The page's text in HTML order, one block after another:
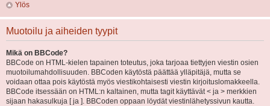
Ylös
Muotoilu ja aiheiden tyypit
Mikä on BBCode?
BBCode on HTML-kielen tapainen toteutus, joka tarjoaa tiettyjen viestin osien
muotoilumahdollisuuden. BBCoden käytöstä päättää ylläpitäjä, mutta se
voidaan ottaa pois käytöstä myös viestikohtaisesti viestin kirjoituslomakkeella.
BBCode itsessään on HTML:n kaltainen, mutta tagit käyttävät < ja > merkkien
sijaan hakasulkuja [ ja ]. BBCoden oppaan löydät viestinlähetyssivun kautta.